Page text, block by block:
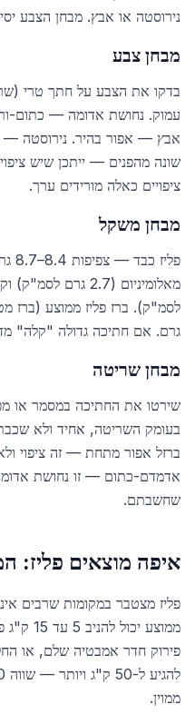
נירוסטה או אבץ. מבחן הצבע
מבחן צבע
בדקו את הצבע על חתך טרי
עמוק. נחושת אדומה — כתום-
אבץ — אפור בהיר. נירוסטה —
שונה מהפנים — ייתכן שיש
ציפויים כאלה מורידים ערך.
מבחן משקל
גרם. אם חתיכה גדולה "קלה"
מבחן שריטה
שירטו את החתיכה במסמר או
בעומק השריטה, אחיד ולא
ברזל אפור מתחת — זה ציפוי
אדמדם-כתום — זו נחושת
שחשבתם.
איפה מוצאים פליז:
פליז מצטבר במקומות שרבים
פירוק חדר אמבטיה שלם, או
ממוין.